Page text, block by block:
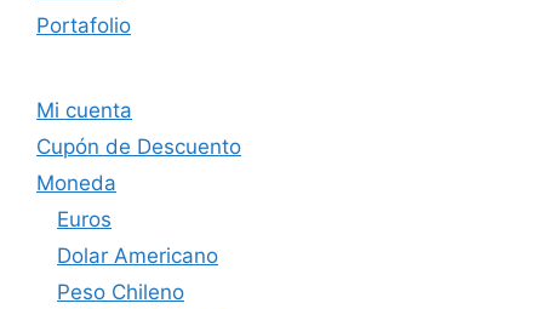
Portafolio
Mi cuenta
Cupón de Descuento
Moneda
Euros
Dolar Americano
Peso Chileno